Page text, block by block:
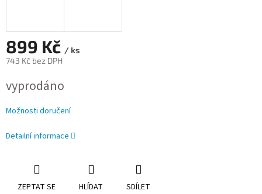
899 Kč / ks
743 Kč bez DPH
cena:
vyprodáno
Možnosti doručení
Detailní informace
ZEPTAT SE HLÍDAT SDÍLET